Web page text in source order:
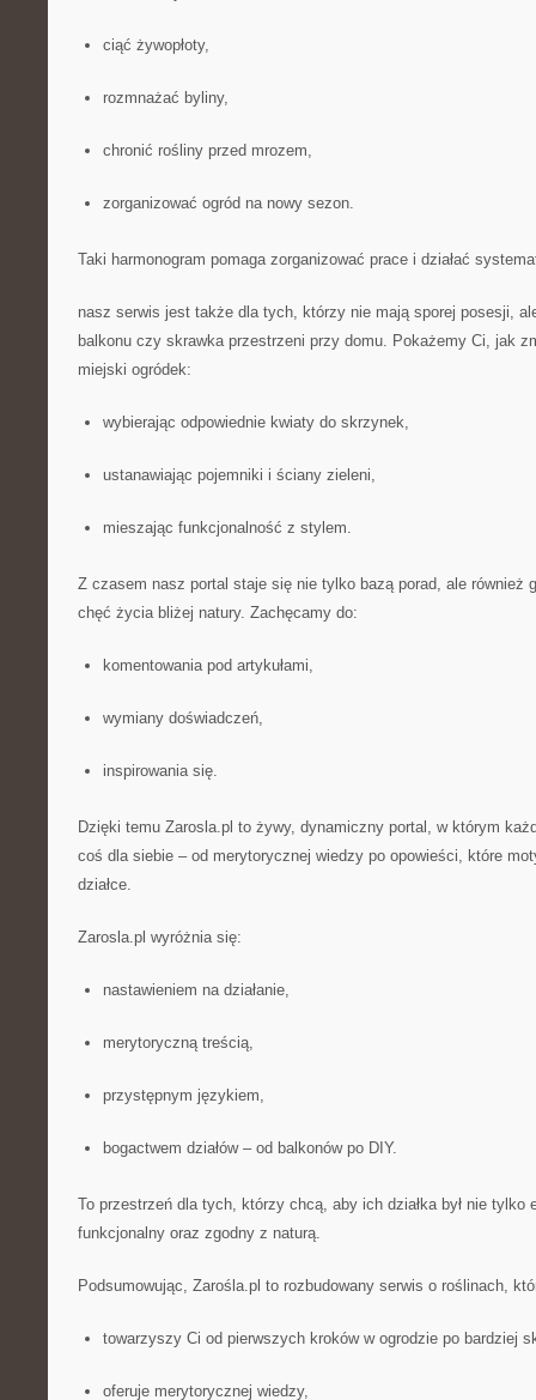
ciąć żywopłoty,
rozmnażać byliny,
chronić rośliny przed mrozem,
zorganizować ogród na nowy sezon.
Taki harmonogram pomaga zorganizować prace i działać
nasz serwis jest także dla tych, którzy nie mają sporej posesji,
balkonu czy skrawka przestrzeni przy domu. Pokażemy Ci, jak
miejski ogródek:
wybierając odpowiednie kwiaty do skrzynek,
ustanawiając pojemniki i ściany zieleni,
mieszając funkcjonalność z stylem.
Z czasem nasz portal staje się nie tylko bazą porad, ale również
chęć życia bliżej natury. Zachęcamy do:
komentowania pod artykułami,
wymiany doświadczeń,
inspirowania się.
Dzięki temu Zarosla.pl to żywy, dynamiczny portal, w którym
coś dla siebie – od merytorycznej wiedzy po opowieści, które
działce.
Zarosla.pl wyróżnia się:
nastawieniem na działanie,
merytoryczną treścią,
przystępnym językiem,
bogactwem działów – od balkonów po DIY.
To przestrzeń dla tych, którzy chcą, aby ich działka był nie tylko
funkcjonalny oraz zgodny z naturą.
Podsumowując, Zarośla.pl to rozbudowany serwis o roślinach,
towarzyszy Ci od pierwszych kroków w ogrodzie po bardziej
oferuje merytorycznej wiedzy,